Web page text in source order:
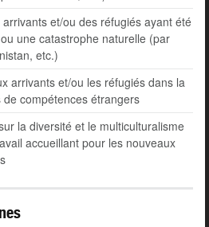
et/ou des réfugiés ayant été
une catastrophe naturelle (par
etc.)
arrivants et/ou les réfugiés dans la
compétences étrangers
la diversité et le multiculturalisme
accueillant pour les nouveaux